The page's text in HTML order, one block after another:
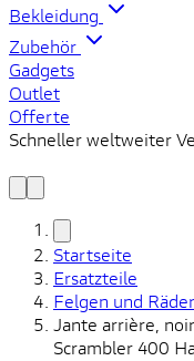
Bekleidung
Zubehör
Gadgets
Outlet
Offerte
Schneller weltweiter
Startseite
Ersatzteile
Felgen und Räder
Jante arrière,
Scrambler 400